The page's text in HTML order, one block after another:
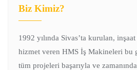
Biz Kimiz?
1992 yılında Sivas’ta kurulan,
hizmet veren HMS İş Makineleri bu
tüm projeleri başarıyla ve zamanında